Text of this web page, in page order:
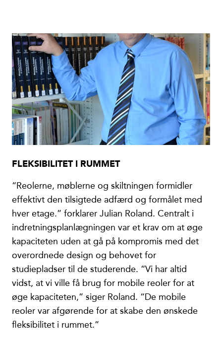
FLEKSIBILITET I RUMMET
“Reolerne, møblerne og skiltningen formidler
effektivt den tilsigtede adfærd og formålet med
hver etage.” forklarer Julian Roland. Centralt i
indretningsplanlægningen var et krav om at øge
kapaciteten uden at gå på kompromis med det
overordnede design og behovet for
studiepladser til de studerende. “Vi har altid
vidst, at vi ville få brug for mobile reoler for at
øge kapaciteten,” siger Roland. “De mobile
reoler var afgørende for at skabe den ønskede
fleksibilitet i rummet.”